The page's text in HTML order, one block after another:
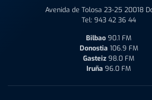
Avenida de Tolosa 23-25 20018
Tel: 943 42 36 44
Bilbao 90.1 FM
Donostia 106.9 FM
Gasteiz 98.0 FM
Iruña 96.0 FM